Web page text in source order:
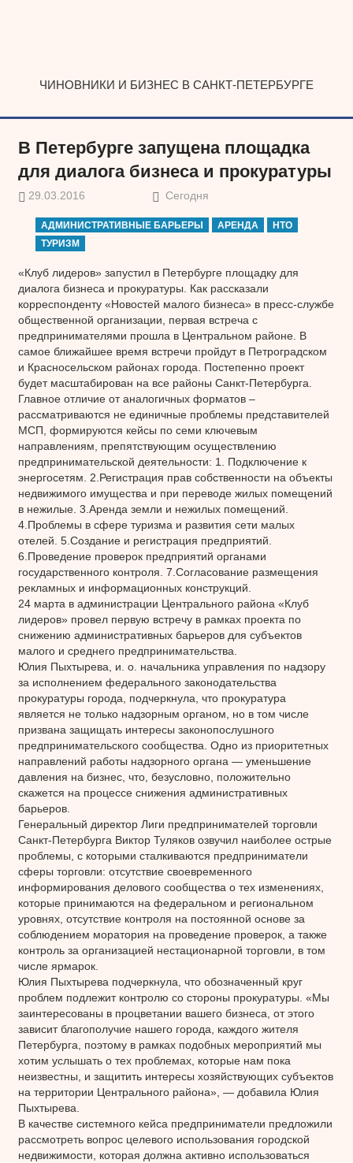
ЧИНОВНИКИ И БИЗНЕС В САНКТ-ПЕТЕРБУРГЕ
В Петербурге запущена площадка
для диалога бизнеса и прокуратуры
29.03.2016 Сегодня
АДМИНИСТРАТИВНЫЕ БАРЬЕРЫ АРЕНДА
НТО
ТУРИЗМ
«Клуб лидеров» запустил в Петербурге площадку для
диалога бизнеса и прокуратуры. Как рассказали
корреспонденту «Новостей малого бизнеса» в пресс-службе
общественной организации, первая встреча с
предпринимателями прошла в Центральном районе. В
самое ближайшее время встречи пройдут в Петроградском
и Красносельском районах города. Постепенно проект
будет масштабирован на все районы Санкт-Петербурга.
Главное отличие от аналогичных форматов –
рассматриваются не единичные проблемы представителей
МСП, формируются кейсы по семи ключевым
направлениям, препятствующим осуществлению
предпринимательской деятельности: 1. Подключение к
энергосетям. 2.Регистрация прав собственности на объекты
недвижимого имущества и при переводе жилых помещений
в нежилые. 3.Аренда земли и нежилых помещений.
4.Проблемы в сфере туризма и развития сети малых
отелей. 5.Создание и регистрация предприятий.
6.Проведение проверок предприятий органами
государственного контроля. 7.Согласование размещения
рекламных и информационных конструкций.
24 марта в администрации Центрального района «Клуб
лидеров» провел первую встречу в рамках проекта по
снижению административных барьеров для субъектов
малого и среднего предпринимательства.
Юлия Пыхтырева, и. о. начальника управления по надзору
за исполнением федерального законодательства
прокуратуры города, подчеркнула, что прокуратура
является не только надзорным органом, но в том числе
призвана защищать интересы законопослушного
предпринимательского сообщества. Одно из приоритетных
направлений работы надзорного органа — уменьшение
давления на бизнес, что, безусловно, положительно
скажется на процессе снижения административных
барьеров.
Генеральный директор Лиги предпринимателей торговли
Санкт-Петербурга Виктор Туляков озвучил наиболее острые
проблемы, с которыми сталкиваются предприниматели
сферы торговли: отсутствие своевременного
информирования делового сообщества о тех изменениях,
которые принимаются на федеральном и региональном
уровнях, отсутствие контроля на постоянной основе за
соблюдением моратория на проведение проверок, а также
контроль за организацией нестационарной торговли, в том
числе ярмарок.
Юлия Пыхтырева подчеркнула, что обозначенный круг
проблем подлежит контролю со стороны прокуратуры. «Мы
заинтересованы в процветании вашего бизнеса, от этого
зависит благополучие нашего города, каждого жителя
Петербурга, поэтому в рамках подобных мероприятий мы
хотим услышать о тех проблемах, которые нам пока
неизвестны, и защитить интересы хозяйствующих субъектов
на территории Центрального района», — добавила Юлия
Пыхтырева.
В качестве системного кейса предприниматели предложили
рассмотреть вопрос целевого использования городской
недвижимости, которая должна активно использоваться